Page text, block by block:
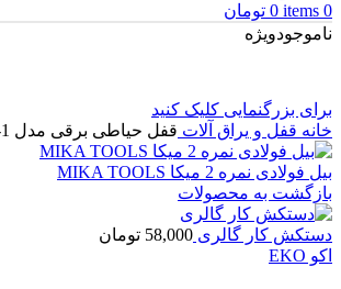
0
items
0 تومان
ناموجودویژه
برای بزرگنمایی کلیک کنید
خانه قفل و یراق آلات قفل حیاطی برقی مدل EERL-1 اکو EKO
بیل فولادی نمره 2 میکا MIKA TOOLS
بازگشت به محصولات
دستکش کار گالری 58,000 تومان
اکو EKO